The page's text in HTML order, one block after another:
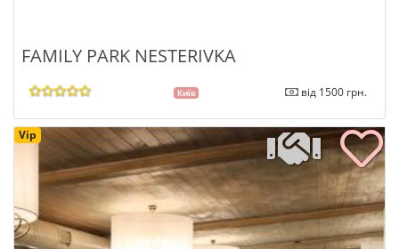
FAMILY PARK NESTERIVKA
Київ від 1500 грн.
Vip